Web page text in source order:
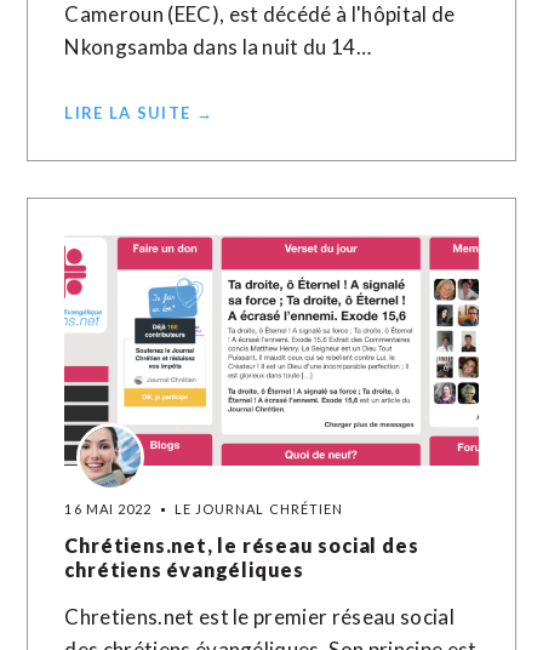
Cameroun (EEC), est décédé à l'hôpital de
Nkongsamba dans la nuit du 14…
LIRE LA SUITE →
16 MAI 2022 LE JOURNAL CHRÉTIEN
Chrétiens.net, le réseau social des
chrétiens évangéliques
Chretiens.net est le premier réseau social